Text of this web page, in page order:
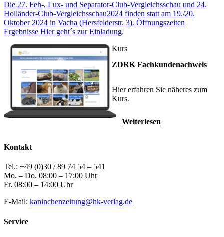
Die 27. Feh-, Lux- und Separator-Club-Vergleichsschau und 24.
Holländer-Club-Vergleichsschau2024 finden statt am 19./20.
Oktober 2024 in Vacha (Hersfelderstr. 3). Öffnungszeiten
Ergebnisse Hier geht´s zur Einladung.
Kurs
ZDRK Fachkundenachweis
Hier erfahren Sie näheres zum
Kurs.
Weiterlesen
Kontakt
Tel.: +49 (0)30 / 89 74 54 – 541
Mo. – Do. 08:00 – 17:00 Uhr
Fr. 08:00 – 14:00 Uhr
E-Mail: kaninchenzeitung@hk-verlag.de
Service